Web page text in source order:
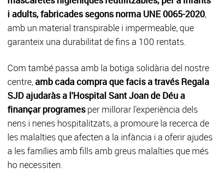
i adults, fabricades segons norma UNE 0065-2020,
amb un material transpirable i impermeable, que
garanteix una durabilitat de fins a 100 rentats.
Com també passa amb la botiga solidària del nostre
centre, amb cada compra que facis a través Regala
SJD ajudaràs a l'Hospital Sant Joan de Déu a
finançar programesper millorar l'experiència dels
nens i nenes hospitalitzats, a promoure la recerca de
les malalties que afecten a la infància i a oferir ajudes
a les famílies amb fills amb greus malalties que més
ho necessiten.